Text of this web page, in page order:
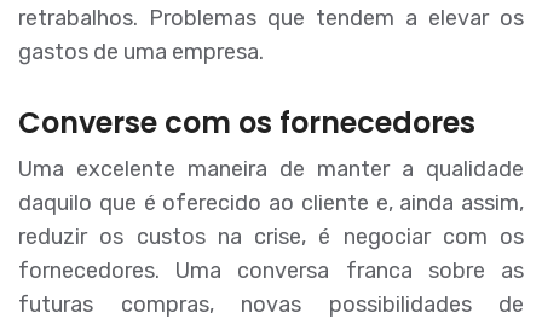
retrabalhos. Problemas que tendem a elevar os
gastos de uma empresa.
Converse com os fornecedores
Uma excelente maneira de manter a qualidade
daquilo que é oferecido ao cliente e, ainda assim,
reduzir os custos na crise, é negociar com os
fornecedores. Uma conversa franca sobre as
futuras compras, novas possibilidades de